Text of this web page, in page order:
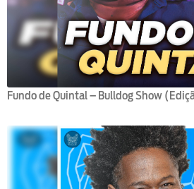
Fundo de Quintal – Bulldog Show